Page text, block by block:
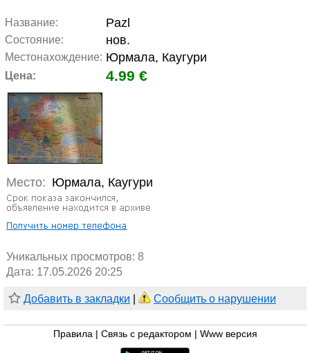
Название: Pazl
Состояние: нов.
Местонахождение: Юрмала, Каугури
Цена: 4.99 €
Место: Юрмала, Каугури
Уникальных просмотров: 8
Дата: 17.05.2026 20:25
Добавить в закладки Сообщить о нарушении
Правила Связь с редактором Www версия